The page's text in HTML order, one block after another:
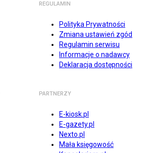
REGULAMIN
Polityka Prywatności
Zmiana ustawień zgód
Regulamin serwisu
Informacje o nadawcy
Deklaracja dostępności
PARTNERZY
E-kiosk.pl
E-gazety.pl
Nexto.pl
Mała księgowość